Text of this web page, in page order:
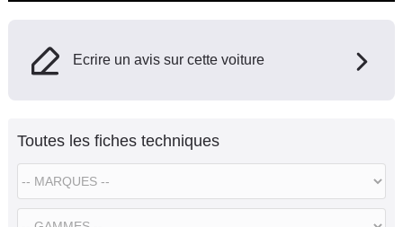
Ecrire un avis sur cette voiture
Toutes les fiches techniques